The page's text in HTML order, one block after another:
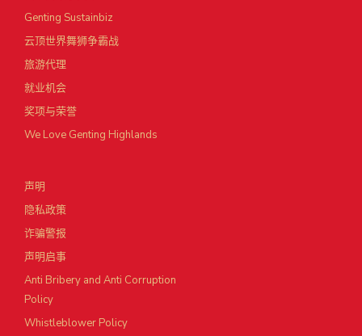
Genting Sustainbiz
云顶世界舞狮争霸战
旅游代理
就业机会
奖项与荣誉
We Love Genting Highlands
声明
隐私政策
诈骗警报
声明启事
Anti Bribery and Anti Corruption
Policy
Whistleblower Policy